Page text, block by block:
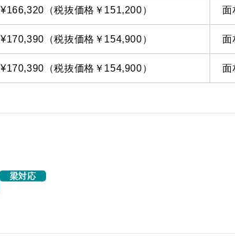
¥166,320（税抜価格￥151,200） 面
¥170,390（税抜価格￥154,900） 面
¥170,390（税抜価格￥154,900） 面
梁対応